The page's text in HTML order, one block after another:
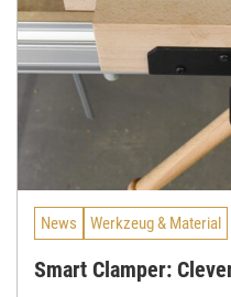
News Werkzeug & Material
Smart Clamper: